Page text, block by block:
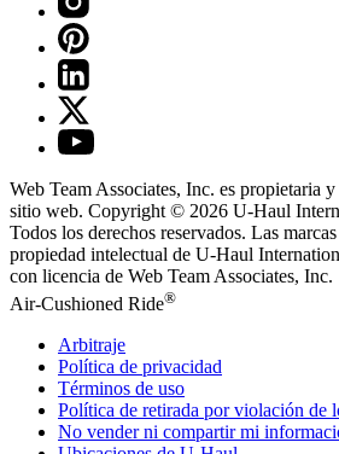
Web Team Associates, Inc. es propietaria
sitio web. Copyright © 2026 U-Haul
Todos los derechos reservados. Las
propiedad intelectual de U-Haul
con licencia de Web Team Associates, Inc.
Air-Cushioned Ride®
Arbitraje
Política de privacidad
Términos de uso
Política de retirada por violación de
No vender ni compartir mi